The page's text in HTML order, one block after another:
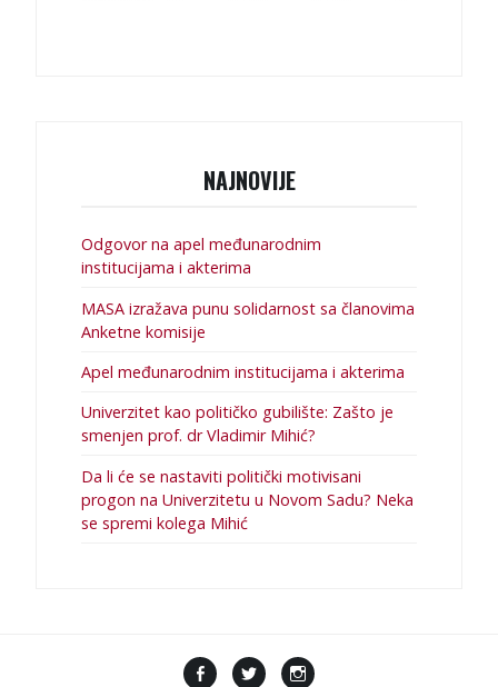
NAJNOVIJE
Odgovor na apel međunarodnim
institucijama i akterima
MASA izražava punu solidarnost sa članovima
Anketne komisije
Apel međunarodnim institucijama i akterima
Univerzitet kao političko gubilište: Zašto je
smenjen prof. dr Vladimir Mihić?
Da li će se nastaviti politički motivisani
progon na Univerzitetu u Novom Sadu? Neka
se spremi kolega Mihić